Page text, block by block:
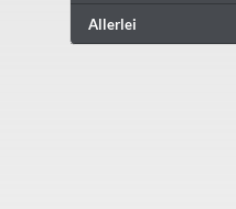
Allerlei